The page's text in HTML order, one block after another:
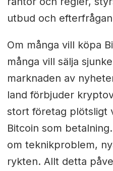
utbud och
Om många vill köpa
många vill sälja
marknaden av
land förbjuder
stort företag plötsligt
Bitcoin som
om teknikproblem,
rykten. Allt detta